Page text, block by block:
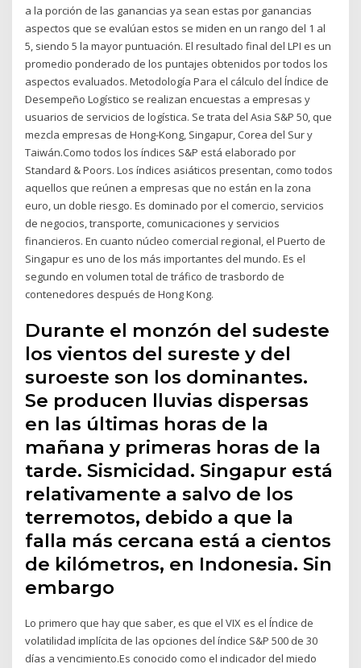
a la porción de las ganancias ya sean estas por ganancias
aspectos que se evalúan estos se miden en un rango del 1 al
5, siendo 5 la mayor puntuación. El resultado final del LPI es un
promedio ponderado de los puntajes obtenidos por todos los
aspectos evaluados. Metodología Para el cálculo del Índice de
Desempeño Logístico se realizan encuestas a empresas y
usuarios de servicios de logística. Se trata del Asia S&P 50, que
mezcla empresas de Hong-Kong, Singapur, Corea del Sur y
Taiwán.Como todos los índices S&P está elaborado por
Standard & Poors. Los índices asiáticos presentan, como todos
aquellos que reúnen a empresas que no están en la zona
euro, un doble riesgo. Es dominado por el comercio, servicios
de negocios, transporte, comunicaciones y servicios
financieros. En cuanto núcleo comercial regional, el Puerto de
Singapur es uno de los más importantes del mundo. Es el
segundo en volumen total de tráfico de trasbordo de
contenedores después de Hong Kong.
Durante el monzón del sudeste
los vientos del sureste y del
suroeste son los dominantes.
Se producen lluvias dispersas
en las últimas horas de la
mañana y primeras horas de la
tarde. Sismicidad. Singapur está
relativamente a salvo de los
terremotos, debido a que la
falla más cercana está a cientos
de kilómetros, en Indonesia. Sin
embargo
Lo primero que hay que saber, es que el VIX es el Índice de
volatilidad implícita de las opciones del índice S&P 500 de 30
días a vencimiento.Es conocido como el indicador del miedo